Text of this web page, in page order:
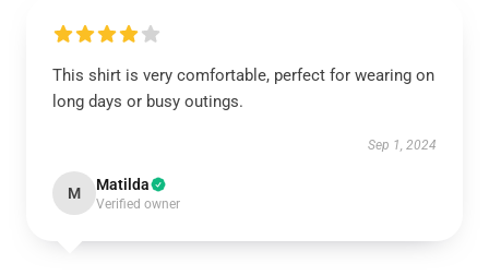
This shirt is very comfortable, perfect for wearing on
long days or busy outings.
Sep 1, 2024
M Matilda
Verified owner